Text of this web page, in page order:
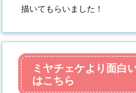
描いてもらいました！
ミヤチェケより面白
はこちら